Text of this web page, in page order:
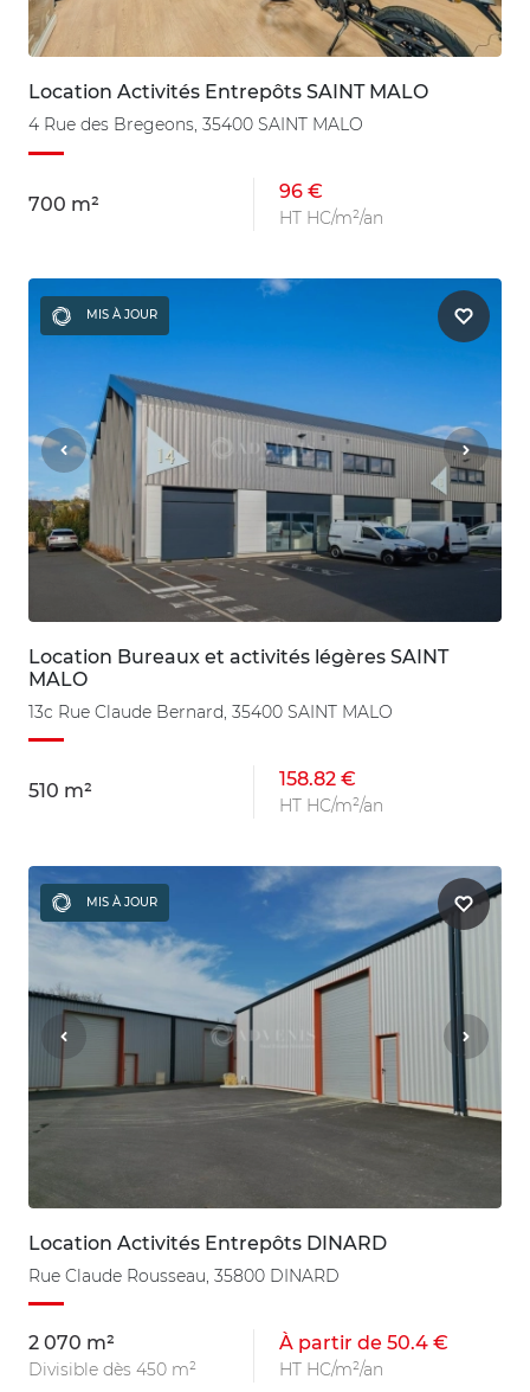
Location Activités Entrepôts SAINT MALO
4 Rue des Bregeons, 35400 SAINT MALO
700 m²
96 €
HT HC/m²/an
MIS À JOUR
Location Bureaux et activités légères SAINT
MALO
13c Rue Claude Bernard, 35400 SAINT MALO
510 m²
158.82 €
HT HC/m²/an
MIS À JOUR
Location Activités Entrepôts DINARD
Rue Claude Rousseau, 35800 DINARD
2 070 m²
Divisible dès 450 m²
À partir de 50.4 €
HT HC/m²/an